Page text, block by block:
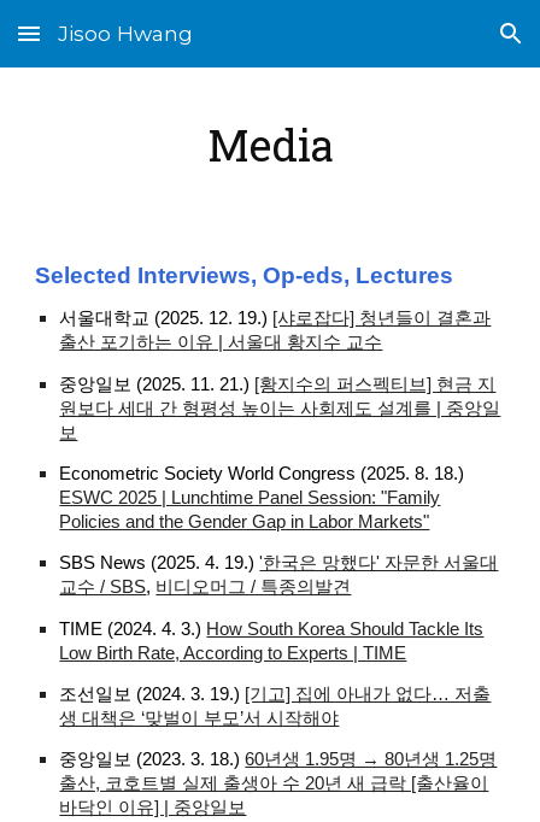
Skip to main content Skip to navigation
Jisoo Hwang
Media
Selected Interviews, Op-eds, Lectures
서울대학교 (2025. 12. 19.) [샤로잡다] 청년들이 결혼과
출산 포기하는 이유 | 서울대 황지수 교수
중앙일보 (2025. 11. 21.) [황지수의 퍼스펙티브] 현금 지
원보다 세대 간 형평성 높이는 사회제도 설계를 | 중앙일
보
Econometric Society World Congress (2025. 8. 18.)
ESWC 2025 | Lunchtime Panel Session: "Family
Policies and the Gender Gap in Labor Markets"
SBS News (2025. 4. 19.)'한국은 망했다' 자문한 서울대
교수 / SBS, 비디오머그 / 특종의발견
TIME (2024. 4. 3.) How South Korea Should Tackle Its
Low Birth Rate, According to Experts | TIME
조선일보 (2024. 3. 19.) [기고] 집에 아내가 없다… 저출
생 대책은 ‘맞벌이 부모’서 시작해야
중앙일보 (2023. 3. 18.)60년생 1.95명 → 80년생 1.25명
출산, 코호트별 실제 출생아 수 20년 새 급락 [출산율이
바닥인 이유] | 중앙일보